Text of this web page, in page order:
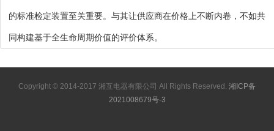
的标准检定装置至关重要。与其让供应商在价格上不断内卷，不如共
同构建基于全生命周期价值的评价体系。
Copyright © 2014-2017 湘互电器有限公司 All Rights Reserved. 湘ICP备
2021008679号-3